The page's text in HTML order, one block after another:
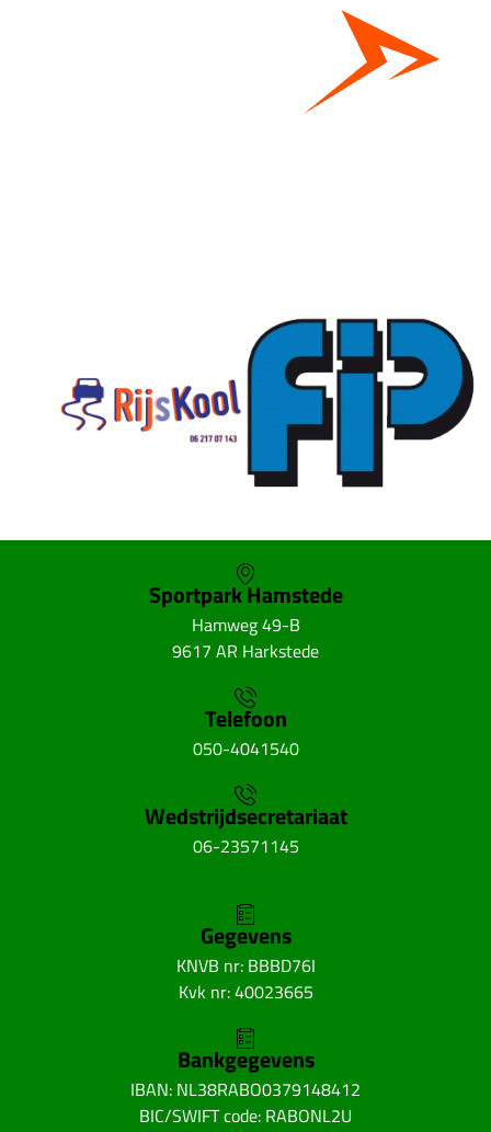
Sportpark Hamstede
Hamweg 49-B
9617 AR Harkstede
Telefoon
050-4041540
Wedstrijdsecretariaat
06-23571145
Gegevens
KNVB nr: BBBD76I
Kvk nr: 40023665
Bankgegevens
IBAN: NL38RABO0379148412
BIC/SWIFT code: RABONL2U